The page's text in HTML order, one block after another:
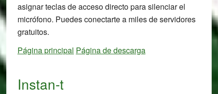
asignar teclas de acceso directo para silenciar el
micrófono. Puedes conectarte a miles de servidores
gratuitos.
Página principal Página de descarga
Instan-t